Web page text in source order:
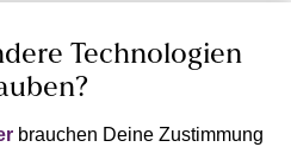
Technologien
brauchen Deine Zustimmung